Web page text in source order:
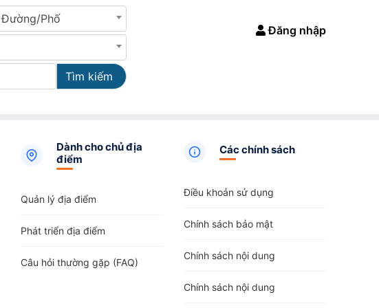
Đường/Phố
Tìm kiếm
Đăng nhập
Dành cho chủ địa
điểm
Quản lý địa điểm
Phát triển địa điểm
Câu hỏi thường gặp (FAQ)
Các chính sách
Điều khoản sử dụng
Chính sách bảo mật
Chính sách nội dung
Chính sách nội dung